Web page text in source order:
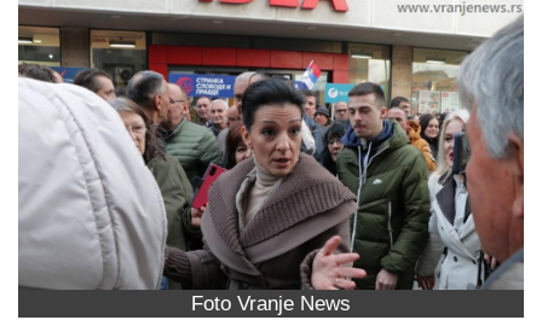
Foto Vranje News